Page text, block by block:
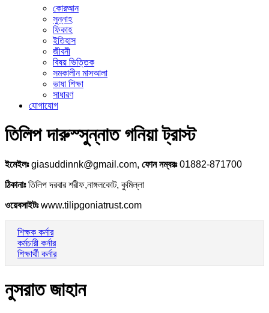
কোরআন
সুন্নাহ
ফিকাহ
ইতিহাস
জীবনী
বিষয় ভিত্তিক
সমকালীন মাসআলা
ভাষা শিক্ষা
সাধারণ
যোগাযোগ
তিলিপ দারুস্সুন্নাত গনিয়া ট্রাস্ট
ইমেইলঃgiasuddinnk@gmail.com, ফোন নম্বরঃ01882-871700
ঠিকানাঃতিলিপ দরবার শরীফ,নাঙ্গলকোট, কুমিল্লা
ওয়েবসাইটঃwww.tilipgoniatrust.com
শিক্ষক কর্নার
কর্মচারী কর্নার
শিক্ষার্থী কর্নার
নুসরাত জাহান